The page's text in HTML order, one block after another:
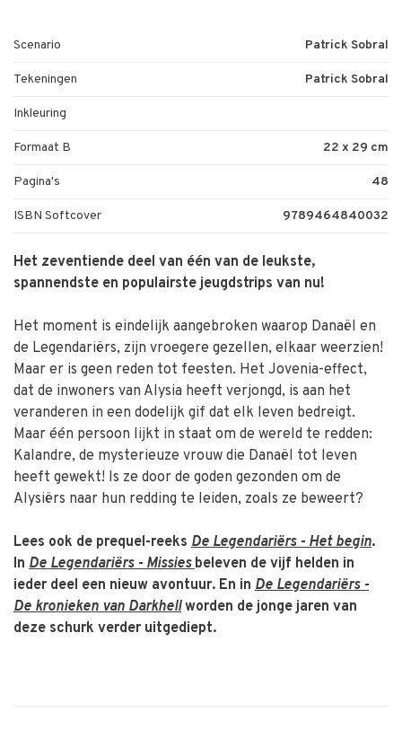
Scenario Patrick Sobral
Tekeningen Patrick Sobral
Inkleuring
Formaat B 22 x 29 cm
Pagina's 48
ISBN Softcover 9789464840032
Het zeventiende deel van één van de leukste,
spannendste en populairste jeugdstrips van nu!
Het moment is eindelijk aangebroken waarop Danaël en
de Legendariërs, zijn vroegere gezellen, elkaar weerzien!
Maar er is geen reden tot feesten. Het Jovenia-effect,
dat de inwoners van Alysia heeft verjongd, is aan het
veranderen in een dodelijk gif dat elk leven bedreigt.
Maar één persoon lijkt in staat om de wereld te redden:
Kalandre, de mysterieuze vrouw die Danaël tot leven
heeft gewekt! Is ze door de goden gezonden om de
Alysiërs naar hun redding te leiden, zoals ze beweert?
Lees ook de prequel-reeks De Legendariërs - Het begin.
In De Legendariërs - Missiesbeleven de vijf helden in
ieder deel een nieuw avontuur. En in De Legendariërs -
De kronieken van Darkhellworden de jonge jaren van
deze schurk verder uitgediept.